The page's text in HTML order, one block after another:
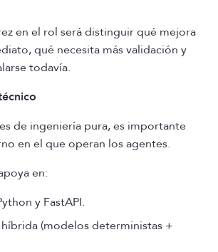
en el rol será distinguir qué mejora
qué necesita más validación y
todavía.
de ingeniería pura, es importante
en el que operan los agentes.
en:
y FastAPI.
(modelos deterministas +